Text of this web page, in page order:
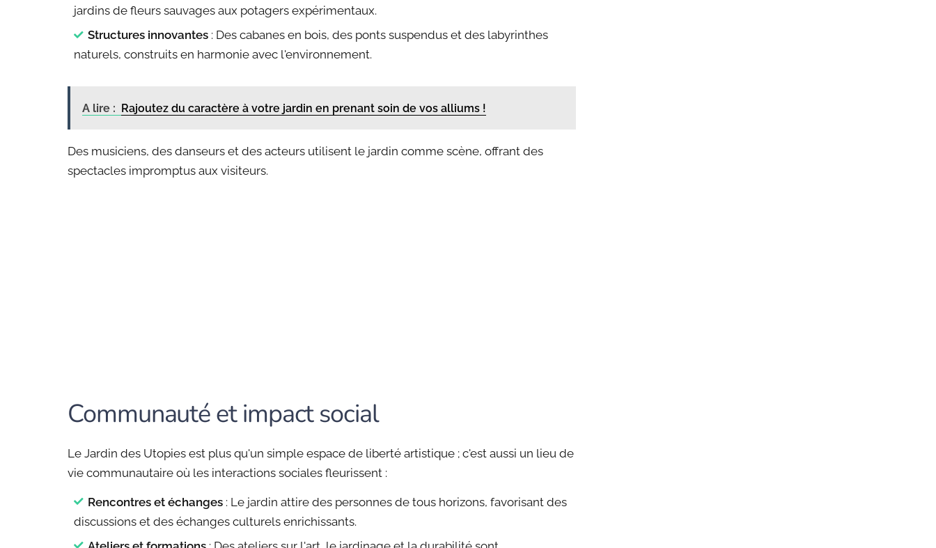
jardins de fleurs sauvages aux potagers expérimentaux.
Structures innovantes : Des cabanes en bois, des ponts suspendus et des labyrinthes
naturels, construits en harmonie avec l'environnement.
A lire : Rajoutez du caractère à votre jardin en prenant soin de vos alliums !
Des musiciens, des danseurs et des acteurs utilisent le jardin comme scène, offrant des
spectacles impromptus aux visiteurs.
Communauté et impact social
Le Jardin des Utopies est plus qu'un simple espace de liberté artistique ; c'est aussi un lieu de
vie communautaire où les interactions sociales fleurissent :
Rencontres et échanges : Le jardin attire des personnes de tous horizons, favorisant des
discussions et des échanges culturels enrichissants.